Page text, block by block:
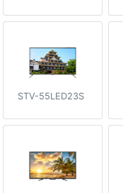
STV-55LED23S